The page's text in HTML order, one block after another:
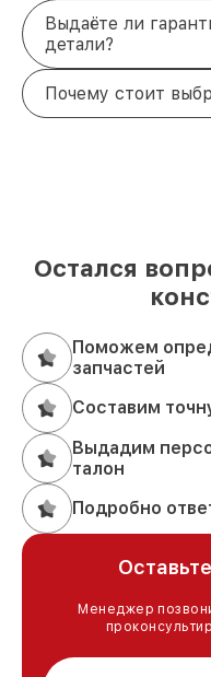
Выдаёте ли
детали?
Почему стоит
Остался
Поможем
запчастей
Составим
Выдадим
талон
Подробно
Менеджер